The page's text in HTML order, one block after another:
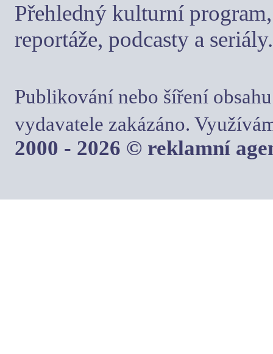
Přehledný kulturní
reportáže, podcasty a seriály.
Publikování nebo šíření
vydavatele zakázáno.
2000 - 2026 © reklamní